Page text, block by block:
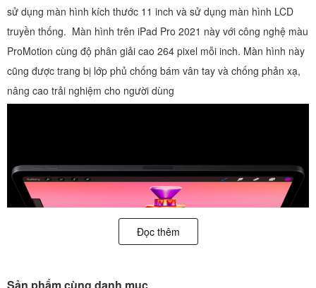
sử dụng màn hình kích thước 11 inch và sử dụng màn hình LCD
truyền thống. Màn hình trên iPad Pro 2021 này với công nghệ màu
ProMotion cùng độ phân giải cao 264 pixel mỗi inch. Màn hình này
cũng được trang bị lớp phủ chống bám vân tay và chống phản xạ,
nâng cao trải nghiệm cho người dùng
Đọc thêm